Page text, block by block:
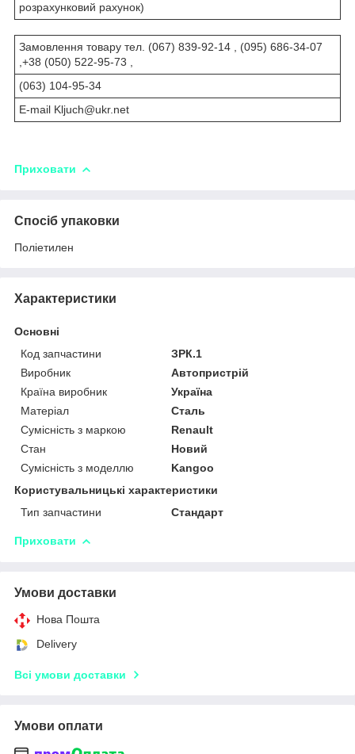
розрахунковий рахунок)
Замовлення товару тел. (067) 839-92-14 , (095) 686-34-07
,+38 (050) 522-95-73 ,
(063) 104-95-34
Е-mail Kljuch@ukr.net
Приховати
Спосіб упаковки
Поліетилен
Характеристики
Основні
Код запчастини
ЗРК.1
Виробник
Автопристрій
Країна виробник
Україна
Матеріал
Сталь
Сумісність з маркою
Renault
Стан
Новий
Сумісність з моделлю
Kangoo
Користувальницькі характеристики
Тип запчастини
Стандарт
Приховати
Умови доставки
Нова Пошта
Delivery
Всі умови доставки
Умови оплати